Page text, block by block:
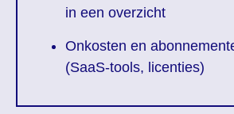
in een overzicht
Onkosten en
(SaaS-tools, licenties)